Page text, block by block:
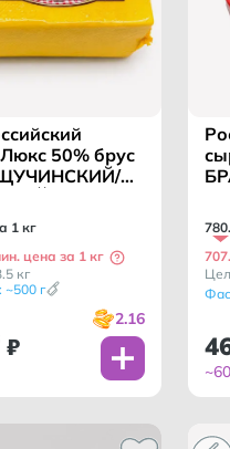
50% брус
1 кг
цена за 1 кг
кг
г
2.16
₽
780